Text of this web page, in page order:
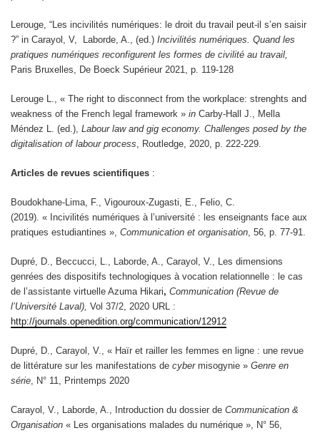
Lerouge, “Les incivilités numériques: le droit du travail peut-il s’en saisir
?” in Carayol, V, Laborde, A., (ed.) Incivilités numériques. Quand les
pratiques numériques reconfigurent les formes de civilité au travail,
Paris Bruxelles, De Boeck Supérieur 2021, p. 119-128
Lerouge L., « The right to disconnect from the workplace: strenghts and
weakness of the French legal framework » in Carby-Hall J., Mella
Méndez L. (ed.), Labour law and gig economy. Challenges posed by the
digitalisation of labour process , Routledge, 2020, p. 222-229.
Articles de revues scientifiques :
Boudokhane-Lima, F., Vigouroux-Zugasti, E., Felio, C.
(2019). « Incivilités numériques à l’université : les enseignants face aux
pratiques estudiantines », Communication et organisation , 56, p. 77-91.
Dupré, D., Beccucci, L., Laborde, A., Carayol, V., Les dimensions
genrées des dispositifs technologiques à vocation relationnelle : le cas
de l’assistante virtuelle Azuma Hikari, Communication (Revue de
l’Université Laval), Vol 37/2, 2020 URL :
http://journals.openedition.org/communication/12912
Dupré, D., Carayol, V., « Haïr et railler les femmes en ligne : une revue
de littérature sur les manifestations de cybermisogynie » Genre en
série , N° 11, Printemps 2020
Carayol, V., Laborde, A., Introduction du dossier de Communication &
Organisation « Les organisations malades du numérique », N° 56,